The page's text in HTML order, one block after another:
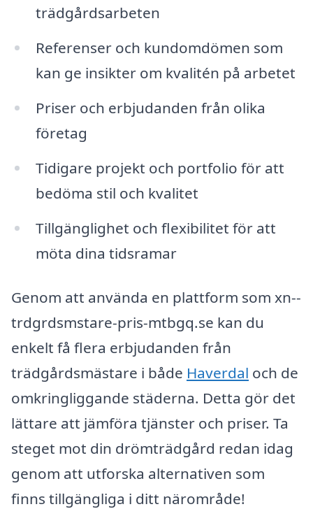
trädgårdsarbeten
Referenser och kundomdömen som
kan ge insikter om kvalitén på arbetet
Priser och erbjudanden från olika
företag
Tidigare projekt och portfolio för att
bedöma stil och kvalitet
Tillgänglighet och flexibilitet för att
möta dina tidsramar
Genom att använda en plattform som xn--
trdgrdsmstare-pris-mtbgq.se kan du
enkelt få flera erbjudanden från
trädgårdsmästare i både Haverdal och de
omkringliggande städerna. Detta gör det
lättare att jämföra tjänster och priser. Ta
steget mot din drömträdgård redan idag
genom att utforska alternativen som
finns tillgängliga i ditt närområde!